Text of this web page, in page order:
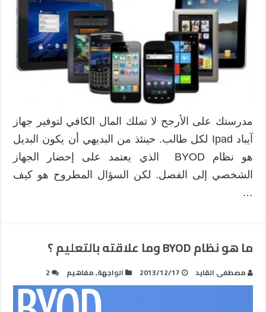
BYOD
مغلقة
مدرستك على الأرجح لا تملك المال الكافي لتوفير جهاز
آيباد Ipad لكل طالب. حينئذ من البديهي أن يكون البديل
هو نظام BYOD الذي يعتمد على إحضار الجهاز
الشخصي إلى الفصل. لكن السؤال المطروح هو كيف
…
ما هو نظام BYOD وما علاقته بالتعليم ؟
مصطفى القايد 2013/12/17 الواجهة,مفاهيم 2